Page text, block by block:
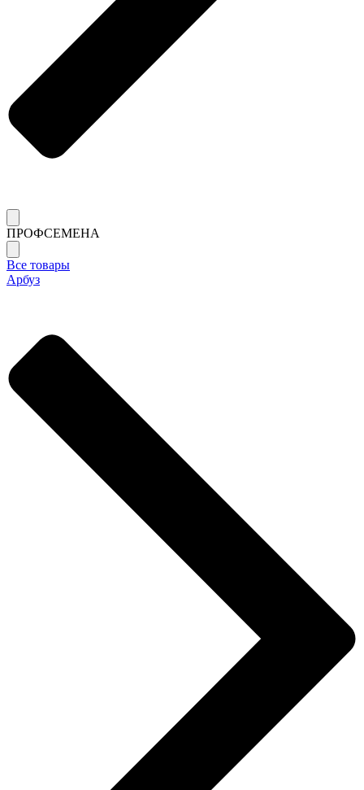
ПРОФСЕМЕНА
Все товары
Арбуз